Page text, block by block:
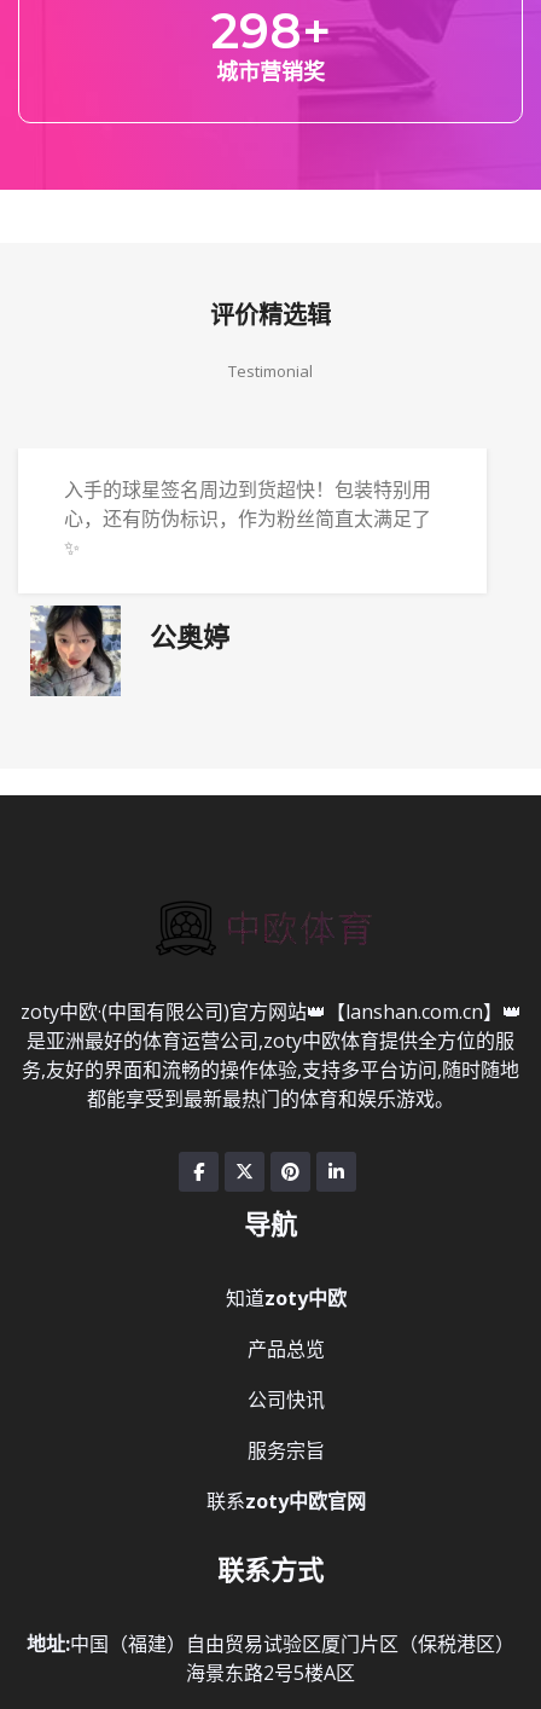
298+
城市营销奖
评价精选辑
Testimonial
入手的球星签名周边到货超快！包装特别用
心，还有防伪标识，作为粉丝简直太满足了
✨
公奥婷
zoty中欧·(中国有限公司)官方网站👑【lanshan.com.cn】👑
是亚洲最好的体育运营公司,zoty中欧体育提供全方位的服
务,友好的界面和流畅的操作体验,支持多平台访问,随时随地
都能享受到最新最热门的体育和娱乐游戏。
导航
知道zoty中欧
产品总览
公司快讯
服务宗旨
联系zoty中欧官网
联系方式
地址:中国（福建）自由贸易试验区厦门片区（保税港区）
海景东路2号5楼A区